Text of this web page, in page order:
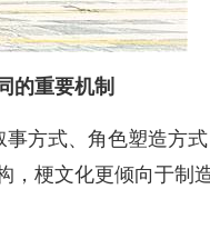
的重要机制
方式、角色塑造方式
，梗文化更倾向于制